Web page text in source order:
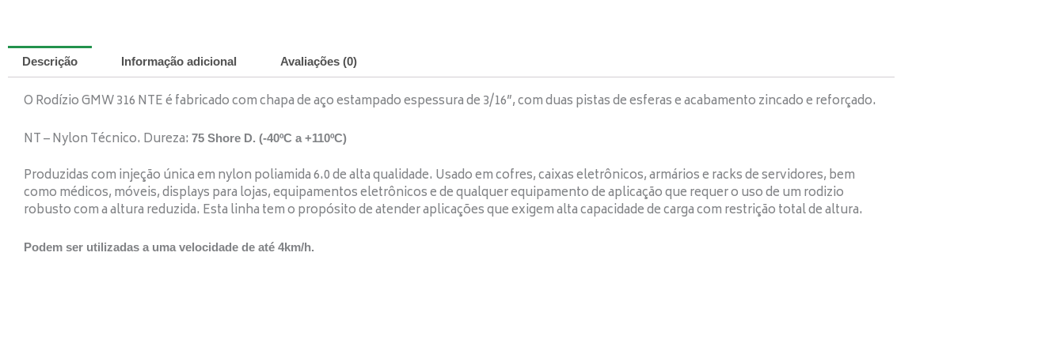
Descrição Informação adicional Avaliações (0)
O Rodízio GMW 316 NTE é fabricado com chapa de aço estampado espessura de 3/16”, com duas pistas de esferas e acabamento zincado e reforçado.
NT – Nylon Técnico. Dureza: 75 Shore D. (-40ºC a +110ºC)
Produzidas com injeção única em nylon poliamida 6.0 de alta qualidade. Usado em cofres, caixas eletrônicos, armários e racks de servidores, bem
como médicos, móveis, displays para lojas, equipamentos eletrônicos e de qualquer equipamento de aplicação que requer o uso de um rodizio
robusto com a altura reduzida. Esta linha tem o propósito de atender aplicações que exigem alta capacidade de carga com restrição total de altura.
Podem ser utilizadas a uma velocidade de até 4km/h.